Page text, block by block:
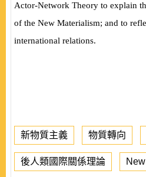
Actor-Network Theory to explain
of the New Materialism; and to refl
international relations.
新物質主義 物質轉向
後人類國際關係理論